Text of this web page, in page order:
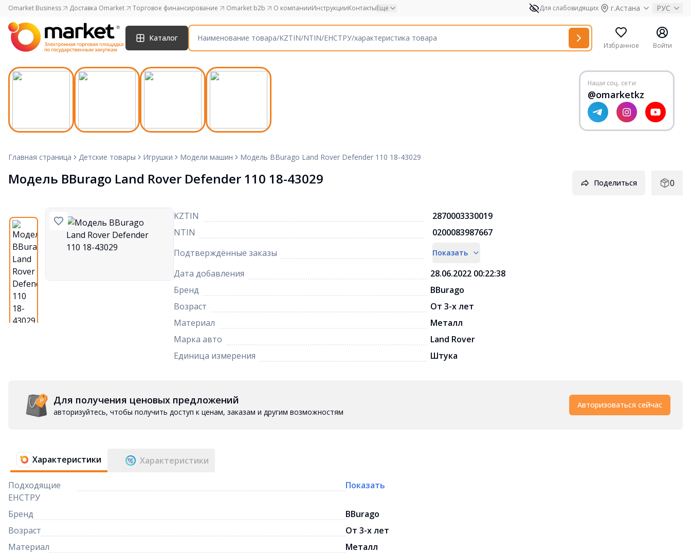
Omarket Business Доставка Omarket Торговое финансирование Omarket b2b О компанииИнструкцииКонтактыЕще Для слабовидящих г.Астана РУС
Каталог
Избранное Войти
Наши соц. сети
@omarketkz
Главная страница Детские товары Игрушки Модели машин Модель BBurago Land Rover Defender 110 18-43029
Модель BBurago Land Rover Defender 110 18-43029 Поделиться 0
KZTIN
2870003330019
NTIN
0200083987667
Подтверждённые заказы
Показать
Дата добавления
28.06.2022 00:22:38
Бренд
BBurago
Возраст
От 3-х лет
Материал
Металл
Марка авто
Land Rover
Единица измерения
Штука
Для получения ценовых предложений
авторизуйтесь, чтобы получить доступ к ценам, заказам и другим возможностям
Авторизоваться сейчас
Характеристики Характеристики
Подходящие
ЕНСТРУ
Показать
Бренд
BBurago
Возраст
От 3-х лет
Материал
Металл